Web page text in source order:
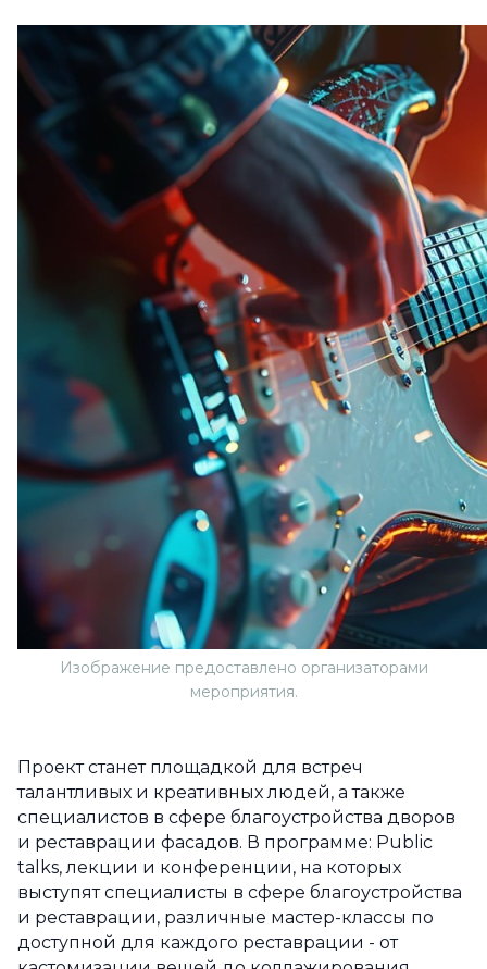
Изображение предоставлено организаторами
мероприятия.
Проект станет площадкой для встреч
талантливых и креативных людей, а также
специалистов в сфере благоустройства дворов
и реставрации фасадов. В программе: Public
talks, лекции и конференции, на которых
выступят специалисты в сфере благоустройства
и реставрации, различные мастер-классы по
доступной для каждого реставрации - от